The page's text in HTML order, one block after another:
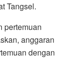
Tangsel.
pertemuan
anggaran
dengan